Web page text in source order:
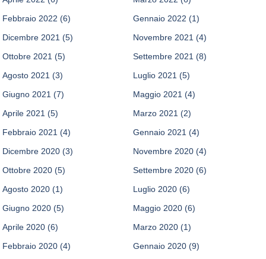
Febbraio 2022 (6) Gennaio 2022 (1)
Dicembre 2021 (5) Novembre 2021 (4)
Ottobre 2021 (5) Settembre 2021 (8)
Agosto 2021 (3) Luglio 2021 (5)
Giugno 2021 (7) Maggio 2021 (4)
Aprile 2021 (5) Marzo 2021 (2)
Febbraio 2021 (4) Gennaio 2021 (4)
Dicembre 2020 (3) Novembre 2020 (4)
Ottobre 2020 (5) Settembre 2020 (6)
Agosto 2020 (1) Luglio 2020 (6)
Giugno 2020 (5) Maggio 2020 (6)
Aprile 2020 (6) Marzo 2020 (1)
Febbraio 2020 (4) Gennaio 2020 (9)